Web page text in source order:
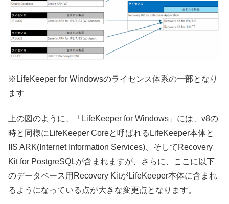
※LifeKeeper for Windowsのライセンス体系の一部となり
ます
上の図のように、「LifeKeeper for Windows」には、v8の
時と同様にLifeKeeper Coreと呼ばれるLifeKeeper本体と
IIS ARK(Internet Information Services)、そしてRecovery
Kit for PostgreSQLが含まれますが、さらに、ここに以下
のデータベース用Recovery KitがLifeKeeper本体に含まれ
るようになっている点が大きな変更点となります。